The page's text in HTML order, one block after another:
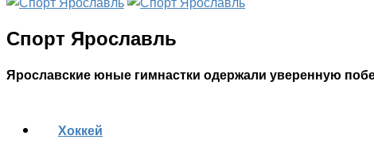
Спорт Ярославль
Ярославские юные гимнастки одержали уверенную
Хоккей